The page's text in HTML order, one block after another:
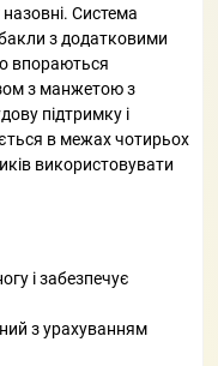
Система
з додатковими
впораються
з манжетою з
підтримку і
в межах чотирьох
використовувати
і забезпечує
з урахуванням